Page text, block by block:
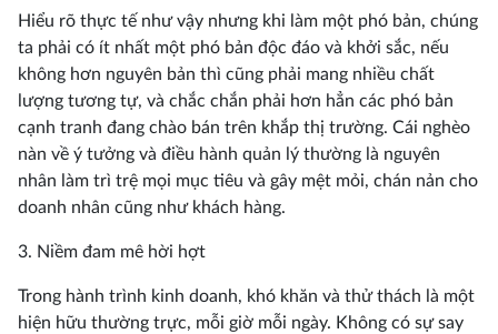
Hiểu rõ thực tế như vậy nhưng khi làm một phó bản, chúng
ta phải có ít nhất một phó bản độc đáo và khởi sắc, nếu
không hơn nguyên bản thì cũng phải mang nhiều chất
lượng tương tự, và chắc chắn phải hơn hẳn các phó bản
cạnh tranh đang chào bán trên khắp thị trường. Cái nghèo
nàn về ý tưởng và điều hành quản lý thường là nguyên
nhân làm trì trệ mọi mục tiêu và gây mệt mỏi, chán nản cho
doanh nhân cũng như khách hàng.
3. Niềm đam mê hời hợt
Trong hành trình kinh doanh, khó khăn và thử thách là một
hiện hữu thường trực, mỗi giờ mỗi ngày. Không có sự say